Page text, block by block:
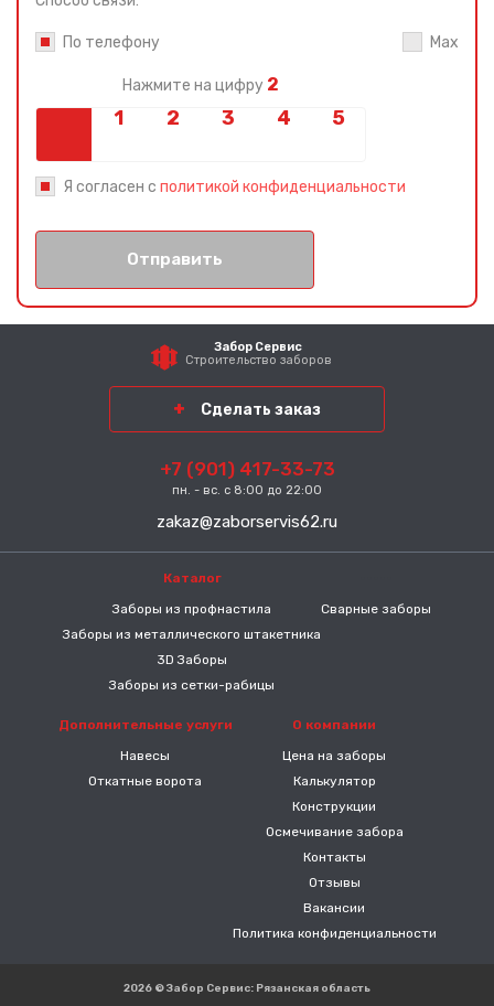
По телефону Max
Нажмите на цифру 2
Я согласен с политикой конфиденциальности
Отправить
Забор Сервис
Строительство заборов
Сделать заказ
+7 (901) 417-33-73
пн. - вс. с 8:00 до 22:00
zakaz@zaborservis62.ru
Каталог
Заборы из профнастила
Заборы из металлического штакетника
3D Заборы
Заборы из сетки-рабицы
Сварные заборы
Дополнительные услуги
Навесы
Откатные ворота
О компании
Цена на заборы
Калькулятор
Конструкции
Осмечивание забора
Контакты
Отзывы
Вакансии
Политика конфиденциальности
2026 © Забор Сервис: Рязанская область